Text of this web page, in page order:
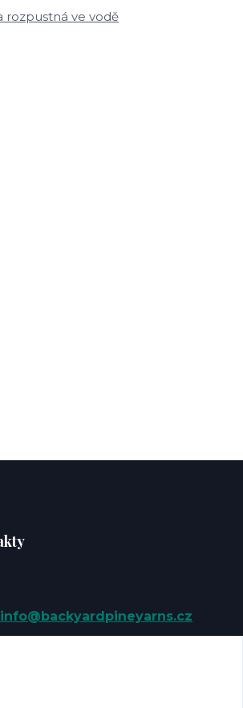
rozpustná ve vodě
info@backyardpineyarns.cz